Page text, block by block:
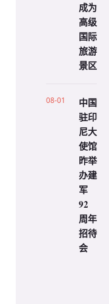
成为
高级
国际
旅游
景区
08-01
中国
驻印
尼大
使馆
昨举
办建
军
92
周年
招待
会